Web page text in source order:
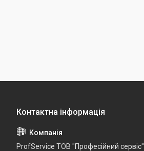
ProfService ТОВ "Професійний сервіс"